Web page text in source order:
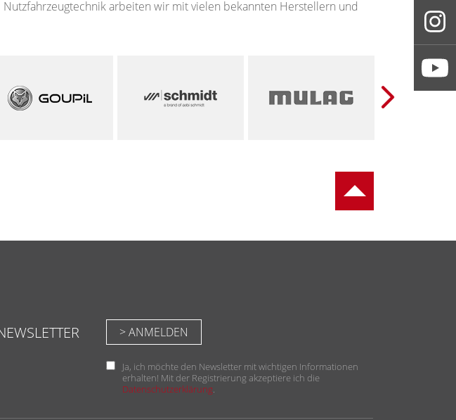
arbeiten wir mit vielen bekannten Herstellern und
Ja, ich möchte den Newsletter mit wichtigen Informationen
erhalten! Mit der Registrierung akzeptiere ich die
Datenschutzerklärung